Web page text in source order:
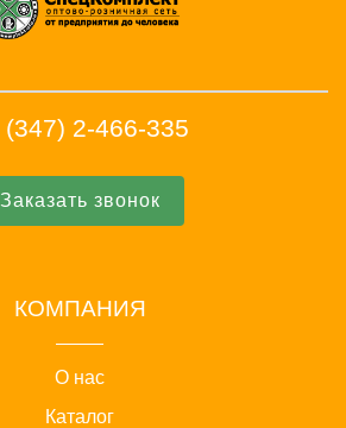
(347) 2-466-335
Заказать звонок
КОМПАНИЯ
О нас
Каталог